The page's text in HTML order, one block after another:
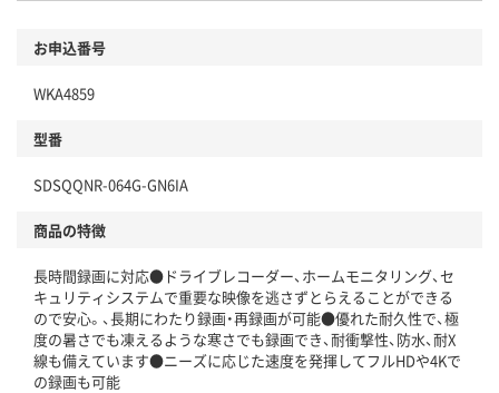
お申込番号
WKA4859
型番
SDSQQNR-064G-GN6IA
商品の特徴
長時間録画に対応●ドライブレコーダー、ホームモニタリング、セ
キュリティシステムで重要な映像を逃さずとらえることができる
ので安心。、長期にわたり録画・再録画が可能●優れた耐久性で、極
度の暑さでも凍えるような寒さでも録画でき、耐衝撃性、防水、耐X
線も備えています●ニーズに応じた速度を発揮してフルHDや4Kで
の録画も可能